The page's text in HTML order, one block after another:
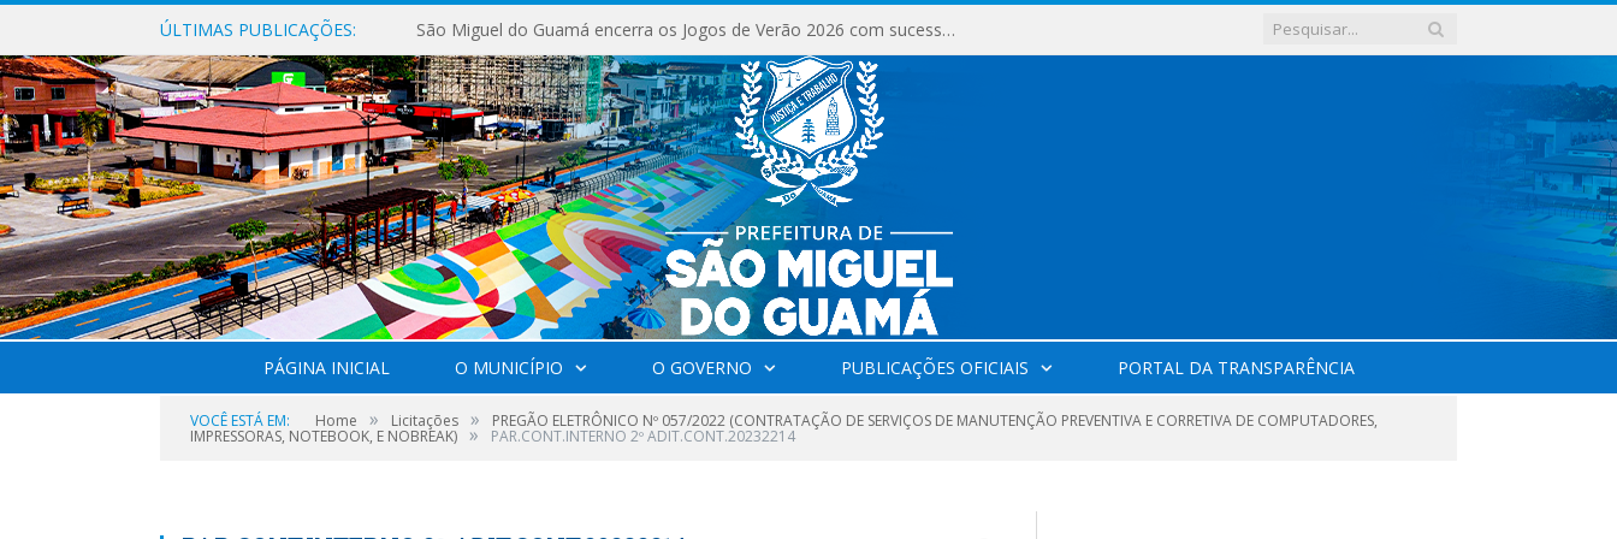
ÚLTIMAS PUBLICAÇÕES: São Miguel do Guamá encerra os Jogos de Verão 2026 com sucesso de público e competições.
PÁGINA INICIAL O MUNICÍPIO O GOVERNO PUBLICAÇÕES OFICIAIS PORTAL DA TRANSPARÊNCIA
VOCÊ ESTÁ EM: Home » Licitações » PREGÃO ELETRÔNICO Nº 057/2022 (CONTRATAÇÃO DE SERVIÇOS DE MANUTENÇÃO PREVENTIVA E CORRETIVA DE COMPUTADORES,
IMPRESSORAS, NOTEBOOK, E NOBREAK) » PAR.CONT.INTERNO 2º ADIT.CONT.20232214